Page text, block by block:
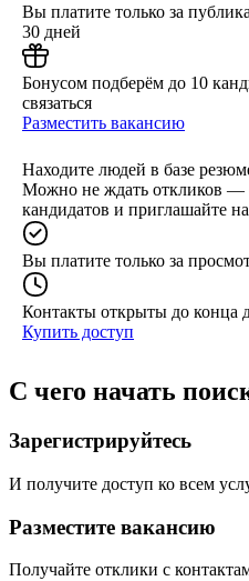
Вы платите только за
30 дней
Бонусом подберём до 10
связаться
Разместить вакансию
Находите людей в базе
Можно не ждать откликов —
кандидатов и приглашайте
Вы платите только за
Контакты открыты до конца
Купить доступ
С чего начать
Зарегистрируйтесь
И получите доступ ко всем
Разместите вакансию
Получайте отклики с